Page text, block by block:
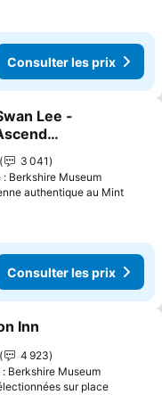
Consulter les prix
mes favoris
Lee -
prix
3 041
: Berkshire Museum
authentique au Mint
Consulter les prix
mes favoris
Inn
4 923
Berkshire Museum
sur place